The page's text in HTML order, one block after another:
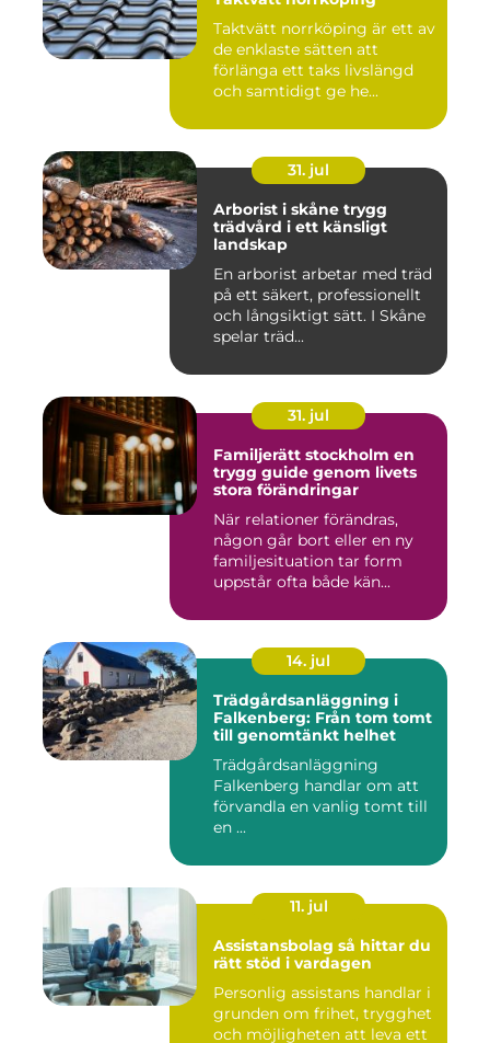
Taktvätt norrköping är ett av
de enklaste sätten att
förlänga ett taks livslängd
och samtidigt ge he...
31. jul
Arborist i skåne trygg
trädvård i ett känsligt
landskap
En arborist arbetar med träd
på ett säkert, professionellt
och långsiktigt sätt. I Skåne
spelar träd...
31. jul
Familjerätt stockholm en
trygg guide genom livets
stora förändringar
När relationer förändras,
någon går bort eller en ny
familjesituation tar form
uppstår ofta både kän...
14. jul
Trädgårdsanläggning i
Falkenberg: Från tom tomt
till genomtänkt helhet
Trädgårdsanläggning
Falkenberg handlar om att
förvandla en vanlig tomt till
en ...
11. jul
Assistansbolag så hittar du
rätt stöd i vardagen
Personlig assistans handlar i
grunden om frihet, trygghet
och möjligheten att leva ett